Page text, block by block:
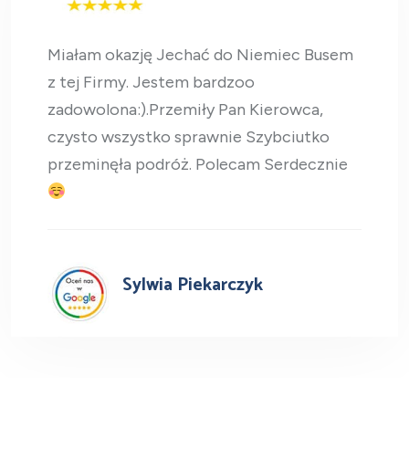
Miałam okazję Jechać do Niemiec Busem
z tej Firmy. Jestem bardzoo
zadowolona:).Przemiły Pan Kierowca,
czysto wszystko sprawnie Szybciutko
przeminęła podróż. Polecam Serdecznie
Sylwia Piekarczyk